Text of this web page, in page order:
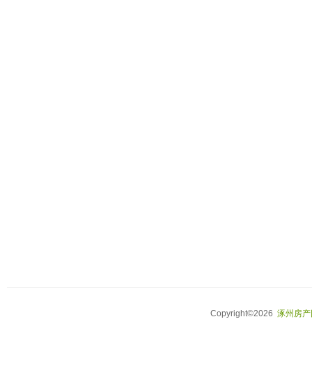
Copyright©2026 涿州房